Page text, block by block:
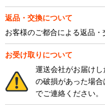
返品・交換について
お客様のご都合による返品・
お受け取りについて
運送会社がお届け
の破損があった場
でご連絡ください。